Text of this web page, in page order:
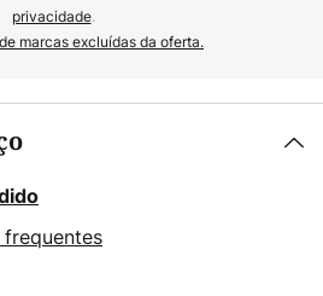
privacidade.
marcas excluídas da oferta.
frequentes